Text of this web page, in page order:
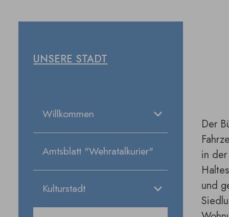
Der
in
und
UNSERE STADT
Willkommen
Amtsblatt "Wehratalkurier"
Kulturstadt